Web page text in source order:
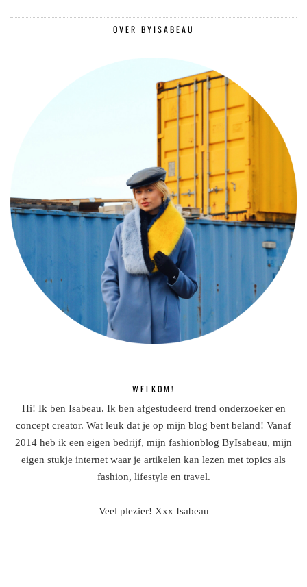
OVER BYISABEAU
WELKOM!
Hi! Ik ben Isabeau. Ik ben afgestudeerd trend onderzoeker en
concept creator. Wat leuk dat je op mijn blog bent beland! Vanaf
2014 heb ik een eigen bedrijf, mijn fashionblog ByIsabeau, mijn
eigen stukje internet waar je artikelen kan lezen met topics als
fashion, lifestyle en travel.
Veel plezier! Xxx Isabeau